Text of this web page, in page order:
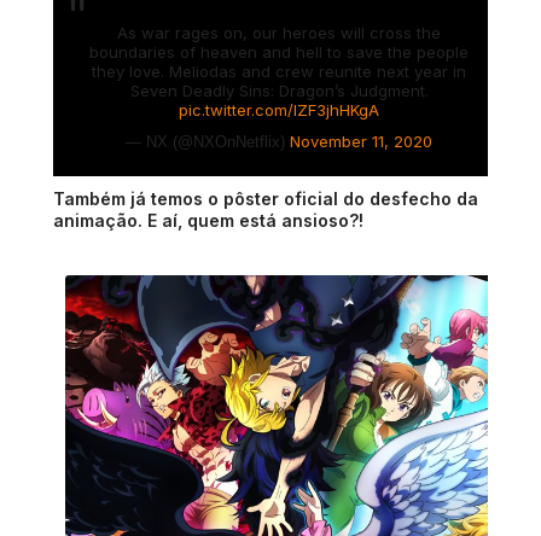
As war rages on, our heroes will cross the
boundaries of heaven and hell to save the people
they love. Meliodas and crew reunite next year in
Seven Deadly Sins: Dragon’s Judgment.
pic.twitter.com/IZF3jhHKgA
— NX (@NXOnNetflix)November 11, 2020
Também já temos o pôster oficial do desfecho da
animação. E aí, quem está ansioso?!